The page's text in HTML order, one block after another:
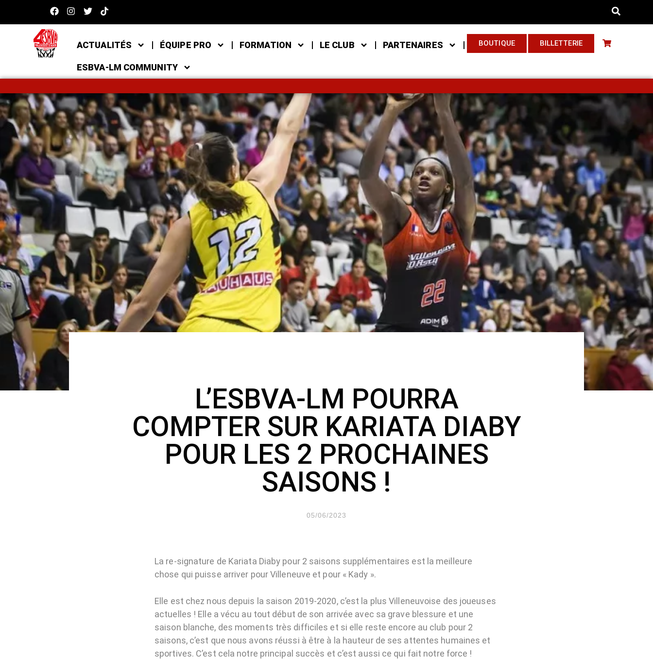
ACTUALITÉS ÉQUIPE PRO FORMATION LE CLUB PARTENAIRES
ESBVA-LM COMMUNITY
BOUTIQUE BILLETTERIE
L’ESBVA-LM POURRA
COMPTER SUR KARIATA DIABY
POUR LES 2 PROCHAINES
SAISONS !
05/06/2023
La re-signature de Kariata Diaby pour 2 saisons supplémentaires est la meilleure
chose qui puisse arriver pour Villeneuve et pour « Kady ».
Elle est chez nous depuis la saison 2019-2020, c’est la plus Villeneuvoise des joueuses
actuelles ! Elle a vécu au tout début de son arrivée avec sa grave blessure et une
saison blanche, des moments très difficiles et si elle reste encore au club pour 2
saisons, c’est que nous avons réussi à être à la hauteur de ses attentes humaines et
sportives. C’est cela notre principal succès et c’est aussi ce qui fait notre force !